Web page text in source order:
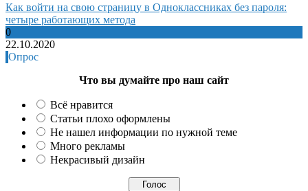
Как войти на свою страницу в Одноклассниках без пароля:
четыре работающих метода
0
22.10.2020
Опрос
Что вы думайте про наш сайт
Всё нравится
Статьи плохо оформлены
Не нашел информации по нужной теме
Много рекламы
Некрасивый дизайн